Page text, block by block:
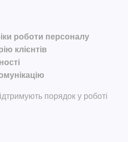
роботи персоналу
клієнтів
порядок у роботі